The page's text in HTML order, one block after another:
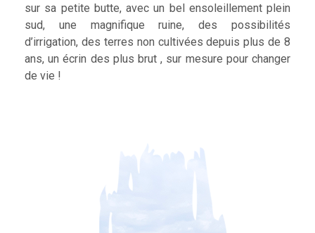
sur sa petite butte, avec un bel ensoleillement plein
sud, une magnifique ruine, des possibilités
d’irrigation, des terres non cultivées depuis plus de 8
ans, un écrin des plus brut , sur mesure pour changer
de vie !